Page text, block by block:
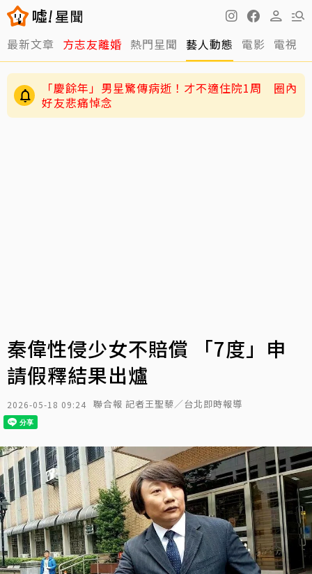
最新文章 方志友離婚 熱門星聞 藝人動態 電影 電視
「慶餘年」男星驚傳病逝！才不適住院1周 圈內
好友悲痛悼念
秦偉性侵少女不賠償 「7度」申
請假釋結果出爐
2026-05-18 09:24 聯合報 記者王聖藜／台北即時報導